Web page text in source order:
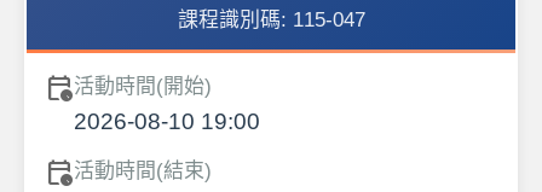
課程識別碼: 115-047
calendar_clock活動時間(開始)
2026-08-10 19:00
calendar_clock活動時間(結束)